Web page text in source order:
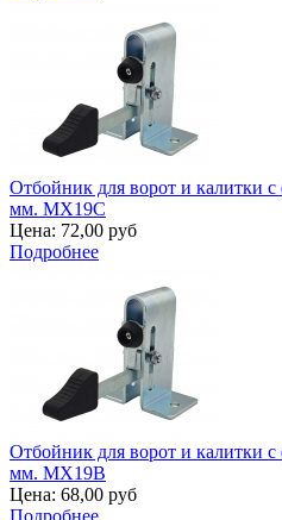
Отбойник для ворот и калитки
мм. MX19C
Цена: 72,00 руб
Подробнее
Отбойник для ворот и калитки
мм. MX19B
Цена: 68,00 руб